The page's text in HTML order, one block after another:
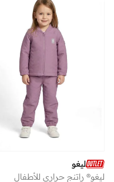
ليغو
ليغو® راتنج حراري للأطفال